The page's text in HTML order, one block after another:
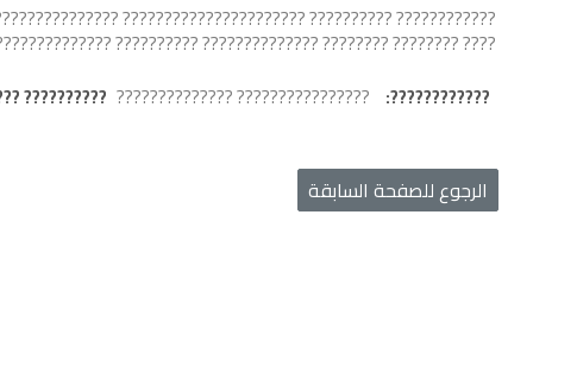
?????? ???????????????? ???????????? ????????????????????
?????????????? ?????????? ???????????????? ???? ??????????.
????????????:
???????????????? ??????????????
الرجوع للصفحة السابقة